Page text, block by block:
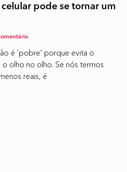
pode se tornar um
é ‘pobre’ porque evita o
olho no olho. Se nós termos
reais, é